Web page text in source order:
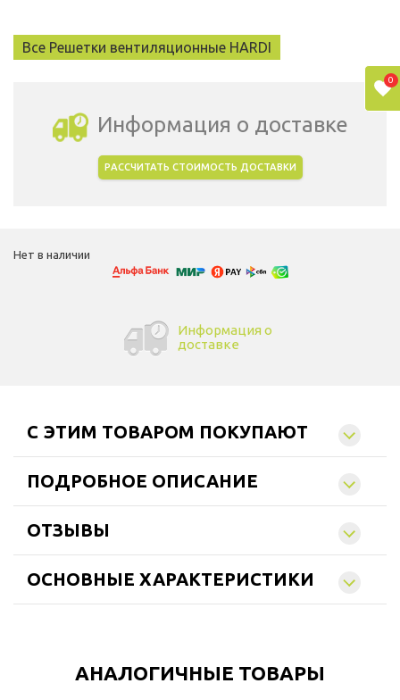
Все Решетки вентиляционные HARDI
Информация о доставке
РАССЧИТАТЬ СТОИМОСТЬ ДОСТАВКИ
Нет в наличии
Информация о
доставке
C ЭТИМ ТОВАРОМ ПОКУПАЮТ
ПОДРОБНОЕ ОПИСАНИЕ
ОТЗЫВЫ
ОСНОВНЫЕ ХАРАКТЕРИСТИКИ
АНАЛОГИЧНЫЕ ТОВАРЫ
0